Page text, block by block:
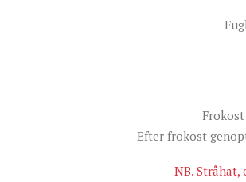
Efter frokost
NB. Stråhat,